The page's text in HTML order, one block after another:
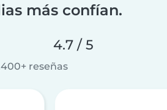
más confían.
4.7 / 5
reseñas